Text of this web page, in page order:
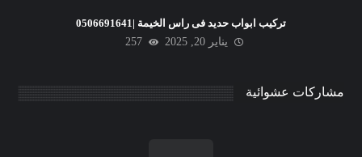
تركيب ابواب حديد فى راس الخيمة |0506691641
يناير 20, 2025
257
مشاركات عشوائية